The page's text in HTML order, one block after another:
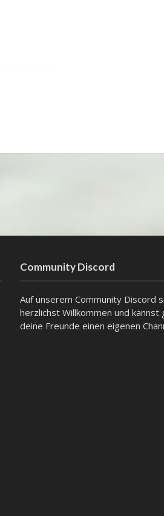
Community Discord
Auf unserem Community Discord
herzlichst Willkommen und kannst
deine Freunde einen eigenen